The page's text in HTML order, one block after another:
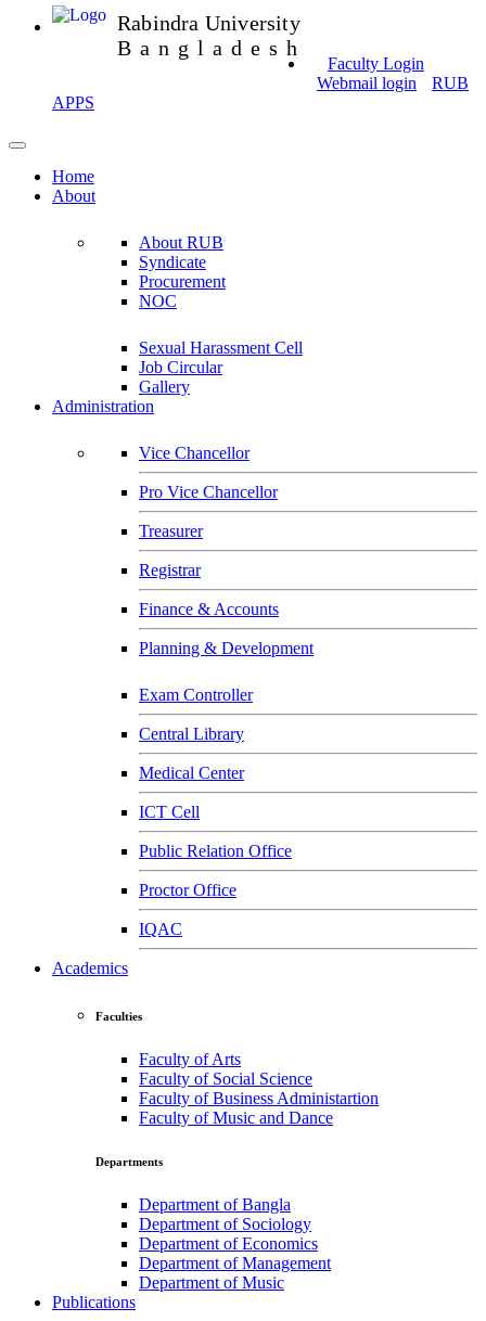
Rabindra University
Bangladesh
Faculty Login
Webmail login
RUB
APPS
Home
About
About RUB
Syndicate
Procurement
NOC
Sexual Harassment Cell
Job Circular
Gallery
Administration
Vice Chancellor
Pro Vice Chancellor
Treasurer
Registrar
Finance & Accounts
Planning & Development
Exam Controller
Central Library
Medical Center
ICT Cell
Public Relation Office
Proctor Office
IQAC
Academics
Faculties
Faculty of Arts
Faculty of Social Science
Faculty of Business Administartion
Faculty of Music and Dance
Departments
Department of Bangla
Department of Sociology
Department of Economics
Department of Management
Department of Music
Publications